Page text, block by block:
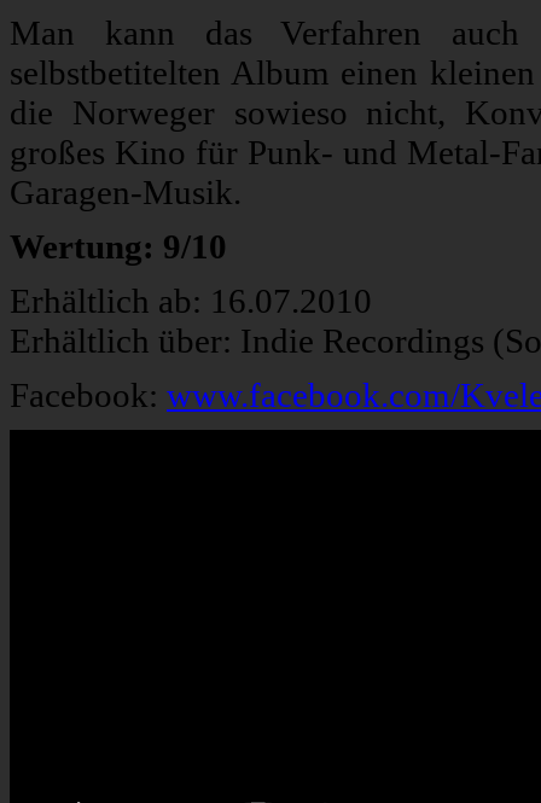
Man kann das Verfahren
selbstbetitelten Album einen
die Norweger sowieso nicht,
großes Kino für Punk- und Metal-
Garagen-Musik.
Wertung: 9/10
Erhältlich ab: 16.07.2010
Erhältlich über: Indie Recordings
Facebook: www.facebook.com/